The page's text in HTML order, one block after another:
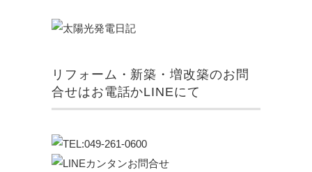
リフォーム・新築・増改築のお問
合せはお電話かLINEにて